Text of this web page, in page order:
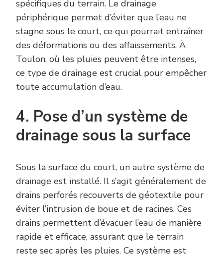
spécifiques du terrain. Le drainage
périphérique permet d’éviter que l’eau ne
stagne sous le court, ce qui pourrait entraîner
des déformations ou des affaissements. À
Toulon, où les pluies peuvent être intenses,
ce type de drainage est crucial pour empêcher
toute accumulation d’eau.
4. Pose d’un système de
drainage sous la surface
Sous la surface du court, un autre système de
drainage est installé. Il s’agit généralement de
drains perforés recouverts de géotextile pour
éviter l’intrusion de boue et de racines. Ces
drains permettent d’évacuer l’eau de manière
rapide et efficace, assurant que le terrain
reste sec après les pluies. Ce système est